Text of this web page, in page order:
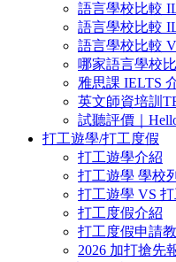
語言學校比較
語言學校比較
語言學校比較
哪家語言學校
雅思課 IELTS
英文師資培訓
試聽評價｜
打工遊學/打工度假
打工遊學介紹
打工遊學 學校
打工遊學 VS
打工度假介紹
打工度假申請
2026 加打搶先